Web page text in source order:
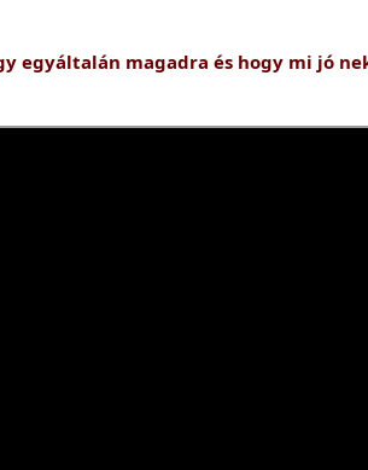
egyáltalán magadra és hogy mi jó